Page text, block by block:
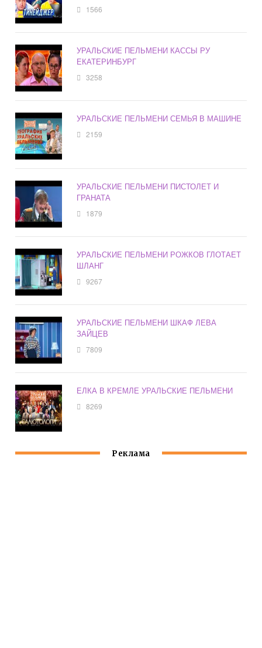
1566
УРАЛЬСКИЕ ПЕЛЬМЕНИ КАССЫ РУ
ЕКАТЕРИНБУРГ
3258
УРАЛЬСКИЕ ПЕЛЬМЕНИ СЕМЬЯ В МАШИНЕ
2159
УРАЛЬСКИЕ ПЕЛЬМЕНИ ПИСТОЛЕТ И
ГРАНАТА
1879
УРАЛЬСКИЕ ПЕЛЬМЕНИ РОЖКОВ ГЛОТАЕТ
ШЛАНГ
9267
УРАЛЬСКИЕ ПЕЛЬМЕНИ ШКАФ ЛЕВА
ЗАЙЦЕВ
7809
ЕЛКА В КРЕМЛЕ УРАЛЬСКИЕ ПЕЛЬМЕНИ
8269
Реклама